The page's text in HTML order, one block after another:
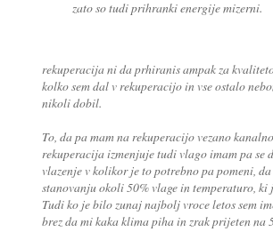
zato so tudi prihranki energije mizerni.
rekuperacija ni da prhiranis ampak za
kolko sem dal v rekuperacijo in vse ostalo
nikoli dobil.
To, da pa mam na rekuperacijo vezano
rekuperacija izmenjuje tudi vlago imam pa se
vlazenje v kolikor je to potrebno pa pomeni, da
stanovanju okoli 50% vlage in temperaturo, ki
Tudi ko je bilo zunaj najbolj vroce letos sem
brez da mi kaka klima piha in zrak prijeten na